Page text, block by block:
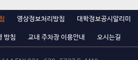
영상정보처리방침 대학정보공시알리미
방침 교내 주차장 이용안내 오시는길